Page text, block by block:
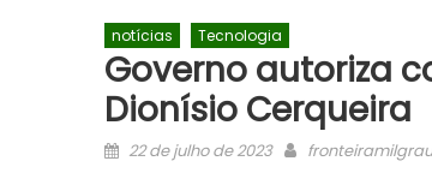
notícias Tecnologia
Governo autoriza
Dionísio Cerqueira
Posted
22 de julho de 2023 Author
fronteiramilgrau